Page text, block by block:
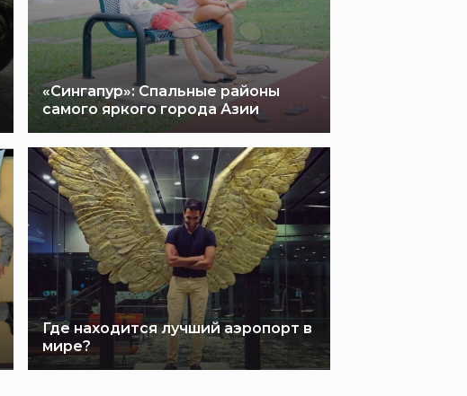
«Сингапур»: Спальные районы
самого яркого города Азии
Где находится лучший аэропорт в
мире?